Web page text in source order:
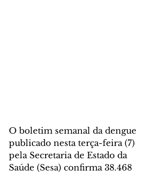
O boletim semanal da dengue
publicado nesta terça-feira (7)
pela Secretaria de Estado da
Saúde (Sesa) confirma 38.468